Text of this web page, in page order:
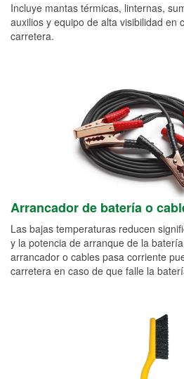
Incluye mantas térmicas, linternas,
auxilios y equipo de alta visibilidad en
carretera.
Arrancador de batería o
Las bajas temperaturas reducen
y la potencia de arranque de la
arrancador o cables pasa corriente
carretera en caso de que falle la